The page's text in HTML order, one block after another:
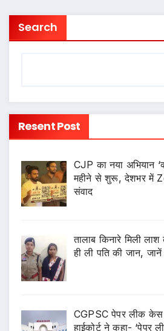
Search
Resent Post
CJP का नया अभियान
महीने से शुरू, देशभर में
संवाद
तालाब किनारे मिली
ही ली पति की जान,
CGPSC पेपर लीक केस
हाईकोर्ट ने कहा- ‘पेपर